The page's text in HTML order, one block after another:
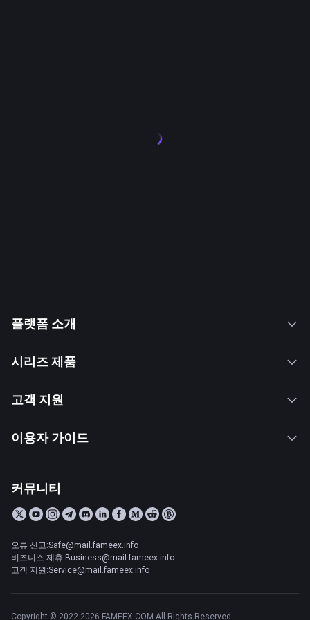
플랫폼 소개
시리즈 제품
고객 지원
이용자 가이드
커뮤니티
오류 신고:Safe@mail.fameex.info
비즈니스 제휴:Business@mail.fameex.info
고객 지원:Service@mail.fameex.info
Copyright © 2022-2026 FAMEEX.COM All Rights Reserved